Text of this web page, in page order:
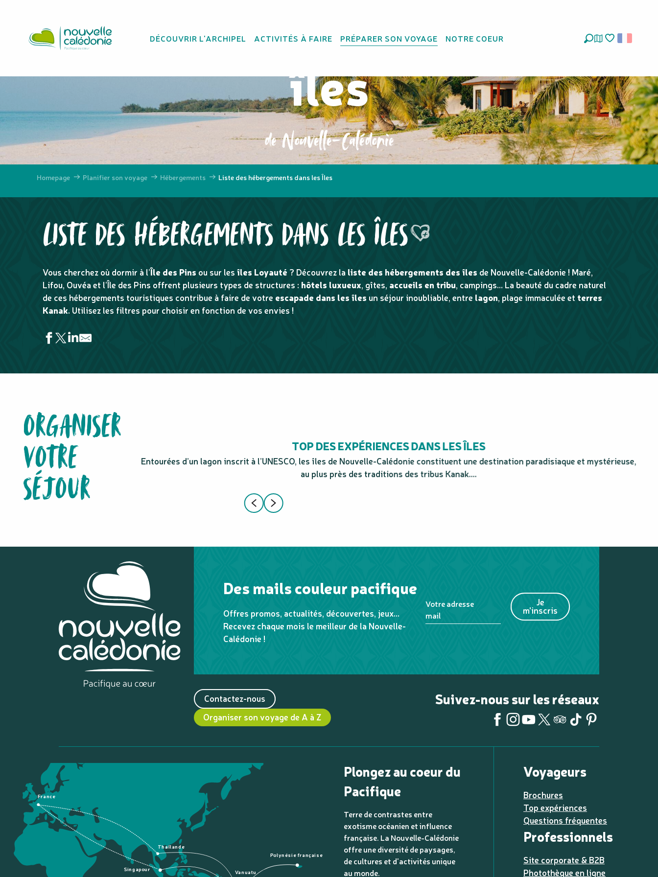
principal
DÉCOUVRIR L'ARCHIPEL ACTIVITÉS À FAIRE PRÉPARER SON VOYAGE NOTRE COEUR
Hébergements dans les
îles
de Nouvelle-Calédonie
Homepage Planifier son voyage Hébergements Liste des hébergements dans les Îles
LISTE DES HÉBERGEMENTS DANS LES ÎLES Ajouter aux favoris
Vous cherchez où dormir à l’Île des Pins ou sur les îles Loyauté ? Découvrez la liste des hébergements des îles de Nouvelle-Calédonie ! Maré,
Lifou, Ouvéa et l’Île des Pins offrent plusieurs types de structures : hôtels luxueux, gîtes, accueils en tribu, campings… La beauté du cadre naturel
de ces hébergements touristiques contribue à faire de votre escapade dans les îles un séjour inoubliable, entre lagon, plage immaculée et terres
Kanak. Utilisez les filtres pour choisir en fonction de vos envies !
Chez Waka
Tateta Room
Camping des rouleaux
Chez Jeannette Ihage
Le Kougny - Camping
Hôtel Beaupré
Chez Raphaëla et William
Au cœur de Lito
Hôtel de la Baie d'Oro
ORGANISER
VOTRE
SÉJOUR
TOP DES EXPÉRIENCES DANS LES ÎLES
Entourées d’un lagon inscrit à l’UNESCO, les îles de Nouvelle-Calédonie constituent une destination paradisiaque et mystérieuse,
au plus près des traditions des tribus Kanak....
Des mails couleur pacifique
Offres promos, actualités, découvertes, jeux...
Recevez chaque mois le meilleur de la Nouvelle-
Calédonie !
Votre adresse
mail
Je
m'inscris
Contactez-nous
Organiser son voyage de A à Z
Suivez-nous sur les réseaux
France
Polynésie française
Singapour
Thaïlande
Vanuatu
Plongez au coeur du
Pacifique
Terre de contrastes entre
exotisme océanien et influence
française. La Nouvelle-Calédonie
offre une diversité de paysages,
de cultures et d'activités unique
au monde.
Voyageurs
Brochures
Top expériences
Questions fréquentes
Professionnels
Site corporate & B2B
Photothèque en ligne